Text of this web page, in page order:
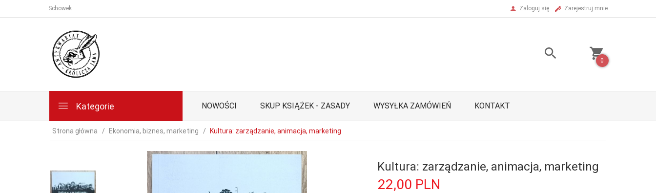
Schowek Zaloguj się Zarejestruj mnie
0
Kategorie NOWOŚCI SKUP KSIĄŻEK - ZASADY WYSYŁKA ZAMÓWIEŃ KONTAKT
Strona główna Ekonomia, biznes, marketing Kultura: zarządzanie, animacja, marketing
Kultura: zarządzanie, animacja, marketing
22,00 PLN